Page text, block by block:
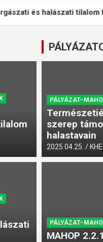
és halászati tilalom feloldva
és halászati
szerep
halastavain
2025.04.25.
MAHOP